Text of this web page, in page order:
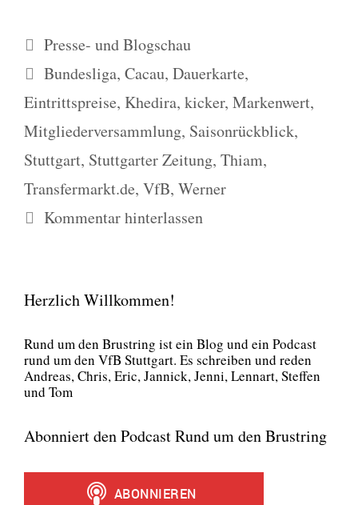
Kategorien
Presse- und Blogschau
Schlagwörter
Bundesliga, Cacau, Dauerkarte,
Eintrittspreise, Khedira, kicker, Markenwert,
Mitgliederversammlung, Saisonrückblick,
Stuttgart, Stuttgarter Zeitung, Thiam,
Transfermarkt.de, VfB, Werner
Kommentar hinterlassen
Herzlich Willkommen!
Rund um den Brust­ring ist ein Blog und ein Pod­cast
rund um den VfB Stutt­gart. Es schrei­ben und reden
Andre­as, Chris, Eric, Jan­nick, Jen­ni, Lenn­art, Stef­fen
und Tom
Abonniert den Podcast Rund um den Brustring